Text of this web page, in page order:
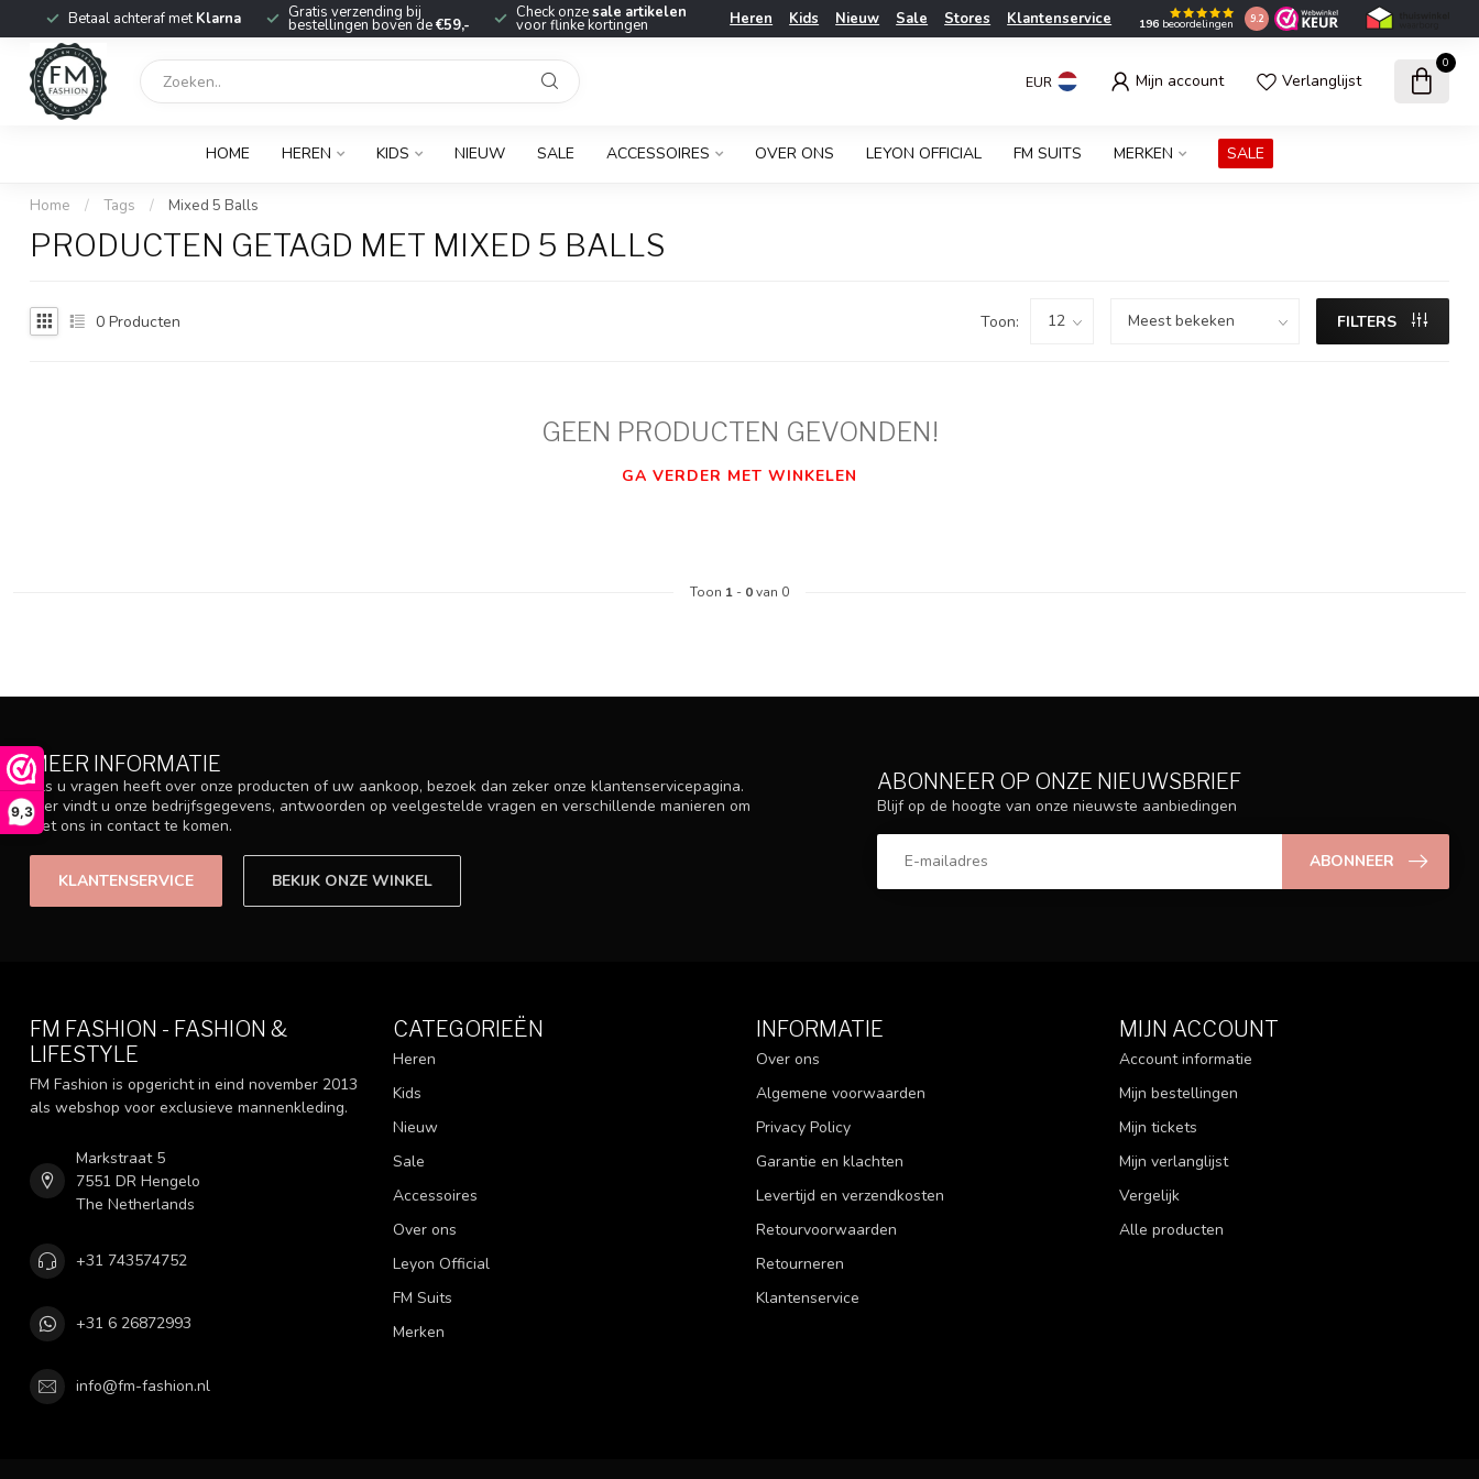
9,3
Betaal achteraf metKlarna Gratis verzending bij
bestellingen boven de€59,-
Check onzesale artikelen
voor flinke kortingen Heren Kids Nieuw Sale Stores Klantenservice 196 beoordelingen 9.2
EUR Mijn account Verlanglijst
0
HOME HEREN KIDS NIEUW SALE ACCESSOIRES OVER ONS LEYON OFFICIAL FM SUITS MERKEN SALE
Home / Tags / Mixed 5 Balls
PRODUCTEN GETAGD MET MIXED 5 BALLS
0 Producten Toon: FILTERS
GEEN PRODUCTEN GEVONDEN!
GA VERDER MET WINKELEN
Toon 1 - 0van 0
MEER INFORMATIE
Als u vragen heeft over onze producten of uw aankoop, bezoek dan zeker onze klantenservicepagina.
Hier vindt u onze bedrijfsgegevens, antwoorden op veelgestelde vragen en verschillende manieren om
met ons in contact te komen.
KLANTENSERVICE BEKIJK ONZE WINKEL
ABONNEER OP ONZE NIEUWSBRIEF
Blijf op de hoogte van onze nieuwste aanbiedingen
ABONNEER
FM FASHION - FASHION &
LIFESTYLE
FM Fashion is opgericht in eind november 2013
als webshop voor exclusieve mannenkleding.
Markstraat 5
7551 DR Hengelo
The Netherlands
+31 743574752
+31 6 26872993
info@fm-fashion.nl
CATEGORIEËN
Heren
Kids
Nieuw
Sale
Accessoires
Over ons
Leyon Official
FM Suits
Merken
INFORMATIE
Over ons
Algemene voorwaarden
Privacy Policy
Garantie en klachten
Levertijd en verzendkosten
Retourvoorwaarden
Retourneren
Klantenservice
MIJN ACCOUNT
Account informatie
Mijn bestellingen
Mijn tickets
Mijn verlanglijst
Vergelijk
Alle producten